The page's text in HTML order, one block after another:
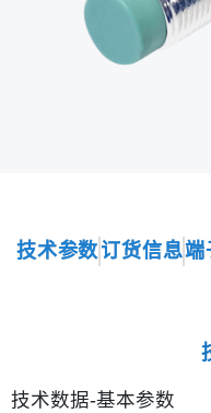
技术参数订货信息端
技术数据-基本参数